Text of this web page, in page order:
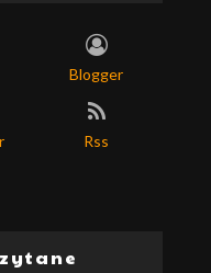
Blogger
Rss